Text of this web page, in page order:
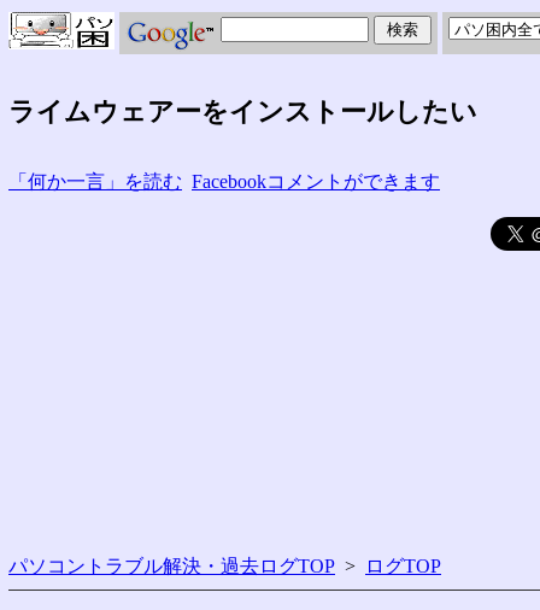
ライムウェアーをインストールしたい
「何か一言」を読む Facebookコメントができます
パソコントラブル解決・過去ログTOP > ログTOP